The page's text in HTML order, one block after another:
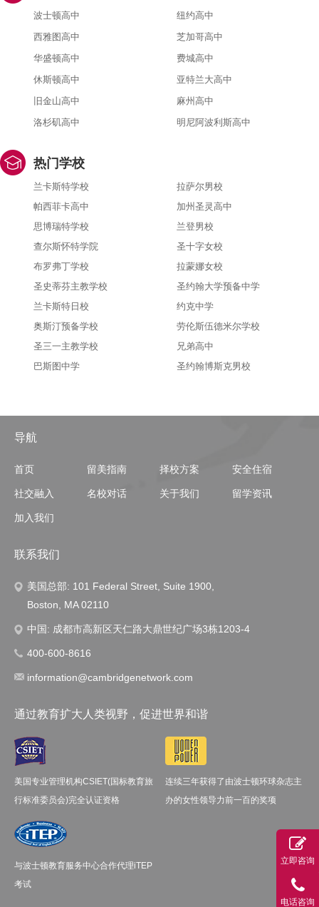
波士顿高中
纽约高中
西雅图高中
芝加哥高中
华盛顿高中
费城高中
休斯顿高中
亚特兰大高中
旧金山高中
麻州高中
洛杉矶高中
明尼阿波利斯高中
热门学校
兰卡斯特学校
拉萨尔男校
帕西菲卡高中
加州圣灵高中
思博瑞特学校
兰登男校
查尔斯怀特学院
圣十字女校
布罗弗丁学校
拉蒙娜女校
圣史蒂芬主教学校
圣约翰大学预备中学
兰卡斯特日校
约克中学
奥斯汀预备学校
劳伦斯伍德米尔学校
圣三一主教学校
兄弟高中
巴斯图中学
圣约翰博斯克男校
导航
首页 留美指南 择校方案 安全住宿
社交融入 名校对话 关于我们 留学资讯
加入我们
联系我们
美国总部: 101 Federal Street, Suite 1900,
Boston, MA 02110
中国: 成都市高新区天仁路大鼎世纪广场3栋1203-4
400-600-8616
information@cambridgenetwork.com
通过教育扩大人类视野，促进世界和谐
美国专业管理机构CSIET(国标教育旅
行标准委员会)完全认证资格
连续三年获得了由波士顿环球杂志主
办的女性领导力前一百的奖项
与波士顿教育服务中心合作代理iTEP
考试
立即咨询
电话咨询